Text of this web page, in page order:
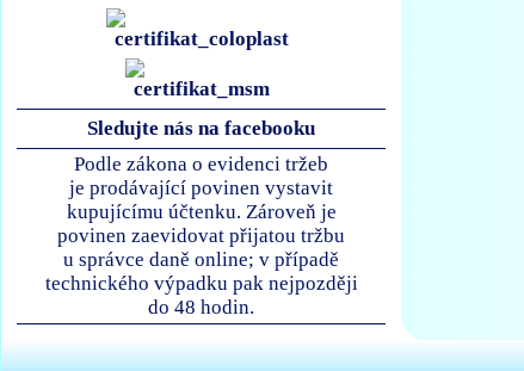
Sledujte nás na facebooku
Podle zákona o evidenci tržeb
je prodávající povinen vystavit
kupujícímu účtenku. Zároveň je
povinen zaevidovat přijatou tržbu
u správce daně online; v případě
technického výpadku pak nejpozději
do 48 hodin.